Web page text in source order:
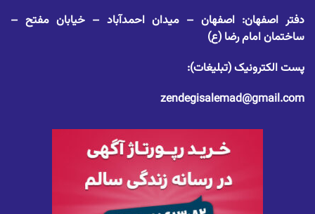
دفتر اصفهان: اصفهان – میدان احمدآباد – خیابان مفتح –
ساختمان امام رضا (ع)
پست الکترونیک (تبلیغات):
zendegisalemad@gmail.com